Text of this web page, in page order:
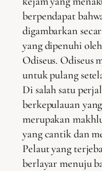
berpendapat
digambarkan
yang dipenuhi
Odiseus. Odiseus
untuk pulang
Di salah satu
berkepulauan
merupakan
yang cantik dan
Pelaut yang
berlayar menuju